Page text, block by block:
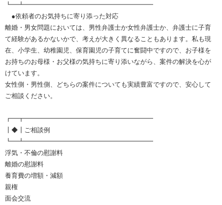
┗━┻━━━━━━━━━━━━━━━━━━━━
●依頼者のお気持ちに寄り添った対応
離婚・男女問題においては、男性弁護士か女性弁護士か、弁護士に子育
て経験があるかないかで、考えが大きく異なることもあります。私も現
在、小学生、幼稚園児、保育園児の子育てに奮闘中ですので、お子様を
お持ちのお母様・お父様の気持ちに寄り添いながら、案件の解決を心が
けています。
女性側・男性側、どちらの案件についても実績豊富ですので、安心して
ご相談ください。
┏━┳━━━━━━━━━━━━━━━━━━━━
┃◆┃ご相談例
┗━┻━━━━━━━━━━━━━━━━━━━━
浮気・不倫の慰謝料
離婚の慰謝料
養育費の増額・減額
親権
面会交流